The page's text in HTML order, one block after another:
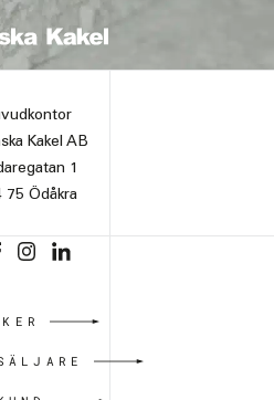
Kakel AB
1
75 Ödåkra